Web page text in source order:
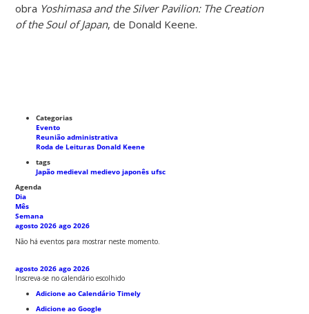
obra Yoshimasa and the Silver Pavilion: The Creation
of the Soul of Japan, de Donald Keene.
Categorias
Evento
Reunião administrativa
Roda de Leituras Donald Keene
tags
Japão medievalmedievo japonêsufsc
Agenda
Dia
Mês
Semana
agosto 2026 ago 2026
Não há eventos para mostrar neste momento.
agosto 2026 ago 2026
Inscreva-se no calendário escolhido
Adicione ao Calendário Timely
Adicione ao Google